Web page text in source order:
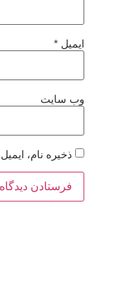
ایمیل *
وب‌ سایت
ذخیره نام،